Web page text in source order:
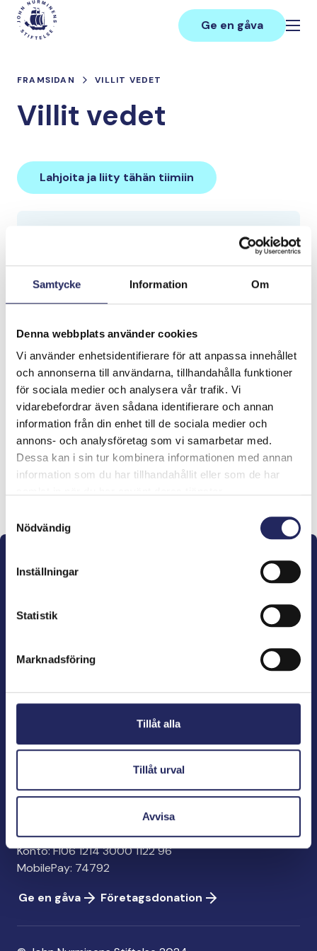
Samtycke Information Om
Denna webbplats använder cookies
Vi använder enhetsidentifierare för att anpassa innehållet
och annonserna till användarna, tillhandahålla funktioner
för sociala medier och analysera vår trafik. Vi
vidarebefordrar även sådana identifierare och annan
information från din enhet till de sociala medier och
annons- och analysföretag som vi samarbetar med.
Dessa kan i sin tur kombinera informationen med annan
information som du har tillhandahållit eller som de har
Nödvändig
Inställningar
Statistik
Marknadsföring
Tillåt alla
Tillåt urval
Avvisa
Hoppa
innehåll
Main
Ge en gåva
FRAMSIDAN VILLIT VEDET
Villit vedet
Lahjoita ja liity tähän tiimiin
lahjoitukset
Uimapoukama
Ei laaksoa, ei kukkulaa, Ei Itämerta
rakkaampaa
kulturens väktare och utgivare av marin litteratur.
John Nurminens Stiftelse
00240 Helsingfors
Kontaktinformation
Ge en gåva
Konto: FI06 1214 3000 1122 96
MobilePay: 74792
Ge en gåva
Företagsdonation